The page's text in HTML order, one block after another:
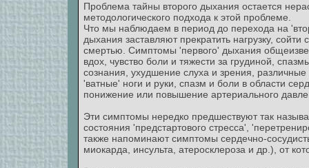
Проблема тайны второго дыхания остается
методологического подхода к этой проблеме.
Что мы наблюдаем в период до перехода на
дыхания заставляют прекратить нагрузку,
смертью. Симптомы 'первого' дыхания
вдох, чувство боли и тяжести за грудиной,
сознания, ухудшение слуха и зрения,
'ватные' ноги и руки, спазм и боли в области
понижение или повышение артериального
Эти симптомы нередко предшествуют так
состояния 'предстартового стресса',
также напоминают симптомы сердечно-
миокарда, инсульта, атеросклероза и др.), от